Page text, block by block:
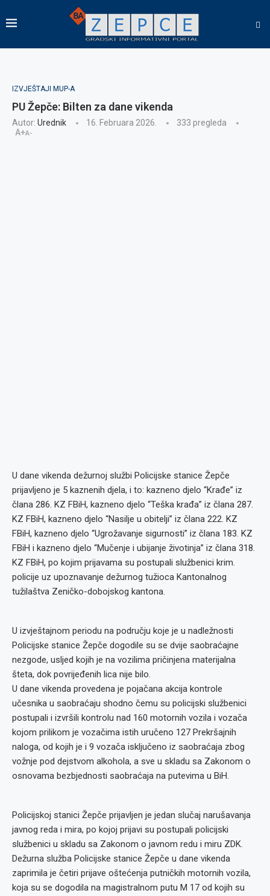
IZVJEŠTAJI MUP-A
PU Žepče: Bilten za dane vikenda
Autor: Urednik 16. Februara 2026. 333 pregleda
A+A-
U dane vikenda dežurnoj službi Policijske stanice Žepče
prijavljeno je 5 kaznenih djela, i to: kazneno djelo “Krađe” iz
člana 286. KZ FBiH, kazneno djelo “Teška krađa” iz člana 287.
KZ FBiH, kazneno djelo “Nasilje u obitelji” iz člana 222. KZ
FBiH, kazneno djelo “Ugrožavanje sigurnosti” iz člana 183. KZ
FBiH i kazneno djelo “Mučenje i ubijanje životinja” iz člana 318.
KZ FBiH, po kojim prijavama su postupali službenici krim.
policije uz upoznavanje dežurnog tužioca Kantonalnog
tužilaštva Zeničko-dobojskog kantona.
U izvještajnom periodu na području koje je u nadležnosti
Policijske stanice Žepče dogodile su se dvije saobraćajne
nezgode, usljed kojih je na vozilima pričinjena materijalna
šteta, dok povrijeđenih lica nije bilo.
U dane vikenda provedena je pojačana akcija kontrole
učesnika u saobraćaju shodno čemu su policijski službenici
postupali i izvršili kontrolu nad 160 motornih vozila i vozača
kojom prilikom je vozačima istih uručeno 127 Prekršajnih
naloga, od kojih je i 9 vozača isključeno iz saobraćaja zbog
vožnje pod dejstvom alkohola, a sve u skladu sa Zakonom o
osnovama bezbjednosti saobraćaja na putevima u BiH.
Policijskoj stanici Žepče prijavljen je jedan slučaj narušavanja
javnog reda i mira, po kojoj prijavi su postupali policijski
službenici u skladu sa Zakonom o javnom redu i miru ZDK.
Dežurna služba Policijske stanice Žepče u dane vikenda
zaprimila je četiri prijave oštećenja putničkih motornih vozila,
koja su se dogodila na magistralnom putu M 17 od kojih su